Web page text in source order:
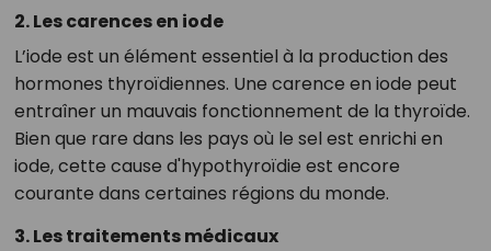
2. Les carences en iode
L’iode est un élément essentiel à la production des
hormones thyroïdiennes. Une carence en iode peut
entraîner un mauvais fonctionnement de la thyroïde.
Bien que rare dans les pays où le sel est enrichi en
iode, cette cause d'hypothyroïdie est encore
courante dans certaines régions du monde.
3. Les traitements médicaux